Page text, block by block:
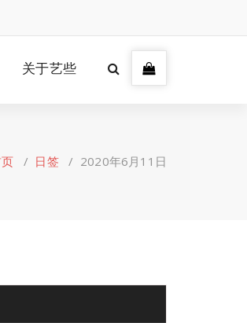
关于艺些
/ 日签/ 2020年6月11日